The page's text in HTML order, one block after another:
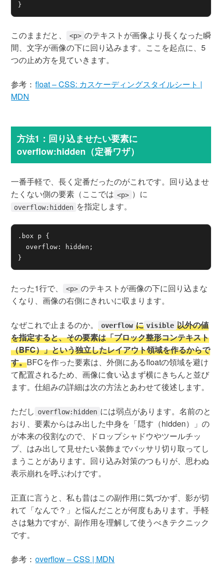
}
このままだと、 <p> のテキストが画像より長くなった瞬
間、文字が画像の下に回り込みます。ここを起点に、5
つの止め方を見ていきます。
参考： float – CSS: カスケーディングスタイルシート |
MDN
方法1：回り込ませたい要素に
overflow:hidden（定番ワザ）
一番手軽で、長く定番だったのがこれです。回り込ませ
たくない側の要素（ここでは <p> ）に
overflow:hidden を指定します。
.box p {
  overflow: hidden;
}
たった1行で、 <p> のテキストが画像の下に回り込まな
くなり、画像の右側にきれいに収まります。
なぜこれで止まるのか。 overflow に visible 以外の値
を指定すると、その要素は「ブロック整形コンテキスト
（BFC）」という独立したレイアウト領域を作るからで
す。BFCを作った要素は、外側にあるfloatの領域を避け
て配置されるため、画像に食い込まず横にきちんと並び
ます。仕組みの詳細は次の方法とあわせて後述します。
ただし overflow:hidden には弱点があります。名前のと
おり、要素からはみ出した中身を「隠す（hidden）」の
が本来の役割なので、ドロップシャドウやツールチッ
プ、はみ出して見せたい装飾までバッサリ切り取ってし
まうことがあります。回り込み対策のつもりが、思わぬ
表示崩れを呼ぶわけです。
正直に言うと、私も昔はこの副作用に気づかず、影が切
れて「なんで？」と悩んだことが何度もあります。手軽
さは魅力ですが、副作用を理解して使うべきテクニック
です。
参考： overflow – CSS | MDN